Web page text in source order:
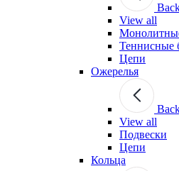
View all
Теннисные
Цепи
Ожерелья
View all
Подвески
Цепи
Кольца